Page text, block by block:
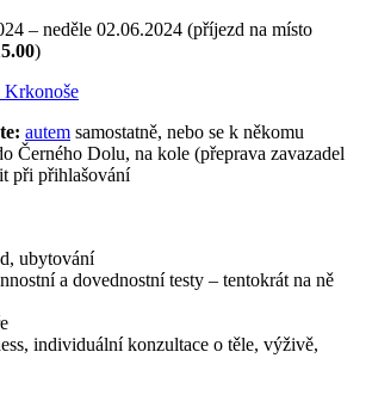
– neděle 02.06.2024 (příjezd na místo
)
autem samostatně, nebo se k někomu
Černého Dolu, na kole (přeprava zavazadel
při přihlašování
ubytování
a dovednostní testy – tentokrát na ně
individuální konzultace o těle, výživě,